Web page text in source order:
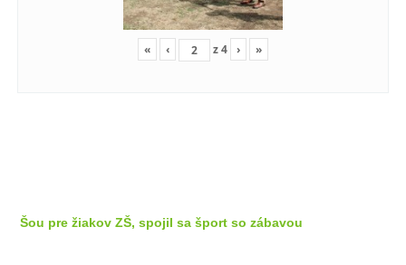
« ‹ z4 › »
Šou pre žiakov ZŠ, spojil sa šport so zábavou